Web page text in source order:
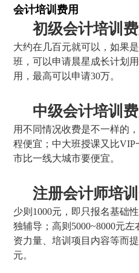
会计培训费用
初级会计培训
大约在几百元就可以，如果
班，可以申请晨星成长计划
用，最高可以申请30万。
中级会计培训
用不同情况收费是不一样的
程便宜；中大班授课又比
市比一线大城市要便宜。
注册会计师培
少则1000元，即只报名基础
独辅导；高则5000~8000元
资力量、培训项目内容等而
元。